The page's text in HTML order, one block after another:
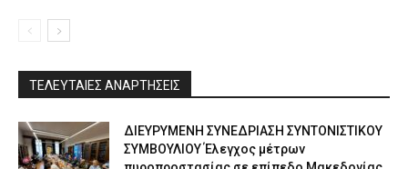
ΤΕΛΕΥΤΑΙΕΣ ΑΝΑΡΤΗΣΕΙΣ
ΔΙΕΥΡΥΜΕΝΗ ΣΥΝΕΔΡΙΑΣΗ ΣΥΝΤΟΝΙΣΤΙΚΟΥ
ΣΥΜΒΟΥΛΙΟΥ Έλεγχος μέτρων